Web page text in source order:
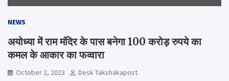
NEWS
अयोध्या में राम मंदिर के पास बनेगा 100 करोड़ रुपये का
कमल के आकार का फव्वारा
October 2, 2023 Desk Takshakapost